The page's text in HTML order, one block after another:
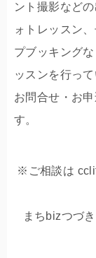
ント撮影など
ォトレッスン
プブッキング
ッスンを行って
お問合せ・お
す。
※ご相談は
まちbizつづ